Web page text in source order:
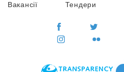
Вакансії Тендери